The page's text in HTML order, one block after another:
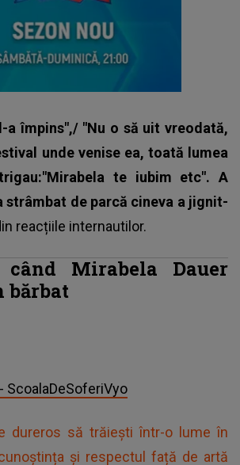
a împins",/ "Nu o să uit vreodată,
unde venise ea, toată lumea
te iubim etc". A
strâmbat de parcă cineva a jignit-
reacțiile internautilor.
când Mirabela Dauer
bărbat
dureros să trăiești într-o lume în
și respectul față de artă